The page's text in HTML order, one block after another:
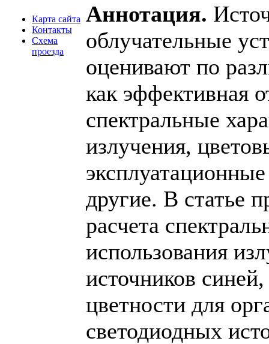
Карта сайта
Контакты
Схема
проезда
Аннотация.
облучательные
оценивают по
как эффективная
спектральные
излучения,
другие. В статье
расчета
использования
источников
цветности для
светодиодных